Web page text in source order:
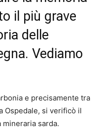
il più grave
delle
Vediamo
e precisamente tra
Ospedale, si verificò il
sarda.